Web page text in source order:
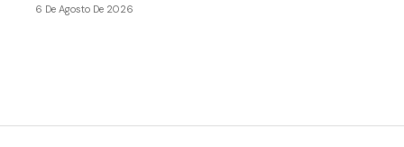
6 De Agosto De 2026